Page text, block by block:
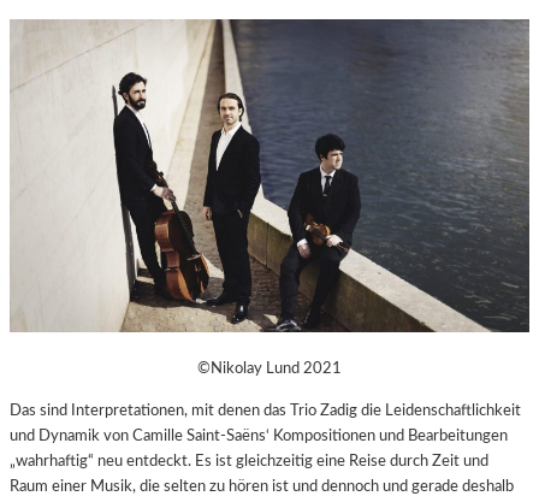
©Nikolay Lund 2021
Das sind Interpretationen, mit denen das Trio Zadig die Leidenschaftlichkeit
und Dynamik von Camille Saint-Saëns‘ Kompositionen und Bearbeitungen
„wahrhaftig“ neu entdeckt. Es ist gleichzeitig eine Reise durch Zeit und
Raum einer Musik, die selten zu hören ist und dennoch und gerade deshalb